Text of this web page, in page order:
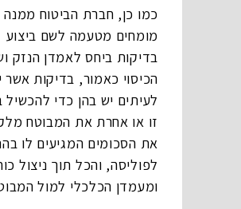
כמו כן, חברת הביטוח ממנה
מומחים מטעמה לשם ביצוע
בדיקות ביחס לאמדן הנזק
הכיסוי כאמור, בדיקות אשר
לעיתים יש בהן כדי להכשיל
זו או אחרת את המבוטח
את הסכומים המגיעים לו
לפוליסה, והכל תוך ניצול
ומעמדן הכלכלי למול